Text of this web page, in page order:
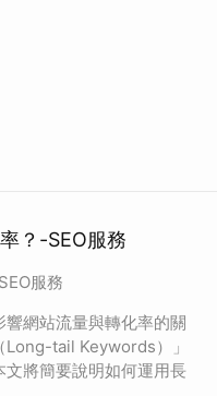
？-SEO服務
服務
網站流量與轉化率的關
tail Keywords）」
將簡要說明如何運用長